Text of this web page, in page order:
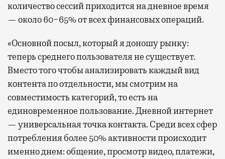
количество сессий приходится на дневное время
— около 60−65% от всех финансовых операций.
«Основной посыл, который я доношу рынку:
теперь среднего пользователя не существует.
Вместо того чтобы анализировать каждый вид
контента по отдельности, мы смотрим на
совместимость категорий, то есть на
единовременное пользование. Дневной интернет
— универсальная точка контакта. Среди всех сфер
потребления более 50% активности происходит
именно днем: общение, просмотр видео, платежи,